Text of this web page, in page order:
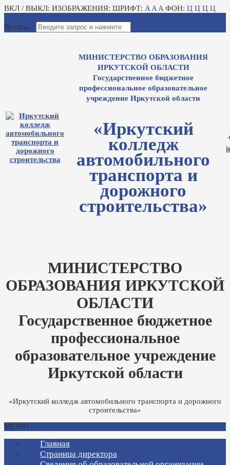
ВКЛ / ВЫКЛ: ИЗОБРАЖЕНИЯ: ШРИФТ: A A A ФОН: Ц Ц Ц Ц
Искать...
МИНИСТЕРСТВО ОБРАЗОВАНИЯ
ИРКУТСКОЙ ОБЛАСТИ
Государственное бюджетное
профессиональное образовательное
учреждение Иркутской области
«Иркутский
колледж
автомобильного
транспорта и
дорожного
строительства»
МИНИСТЕРСТВО
ОБРАЗОВАНИЯ ИРКУТСКОЙ
ОБЛАСТИ
Государственное бюджетное
профессиональное
образовательное учреждение
Иркутской области
«Иркутский колледж автомобильного транспорта и дорожного
строительства»
МЕНЮ
Главная
Страница директора